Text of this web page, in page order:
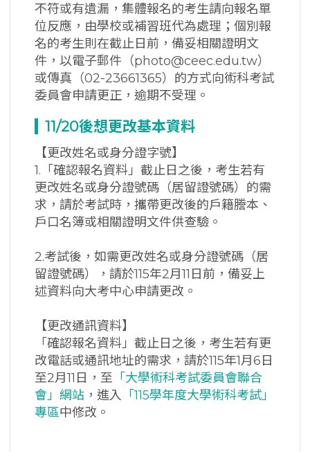
不符或有遺漏，集體報名的考生請向報名單
位反應，由學校或補習班代為處理；個別報
名的考生則在截止日前，備妥相關證明文
件，以電子郵件（photo@ceec.edu.tw）
或傳真（02-23661365）的方式向術科考試
委員會申請更正，逾期不受理。
11/20後想更改基本資料
【更改姓名或身分證字號】
1.「確認報名資料」截止日之後，考生若有
更改姓名或身分證號碼（居留證號碼）的需
求，請於考試時，攜帶更改後的戶籍謄本、
戶口名簿或相關證明文件供查驗。
2.考試後，如需更改姓名或身分證號碼（居
留證號碼），請於115年2月11日前，備妥上
述資料向大考中心申請更改。
【更改通訊資料】
「確認報名資料」截止日之後，考生若有更
改電話或通訊地址的需求，請於115年1月6日
至2月11日，至 「大學術科考試委員會聯合
會」網站 ，進入 「115學年度大學術科考試」
專區中修改。